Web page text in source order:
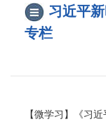
习近平
专栏
【微学习】《习